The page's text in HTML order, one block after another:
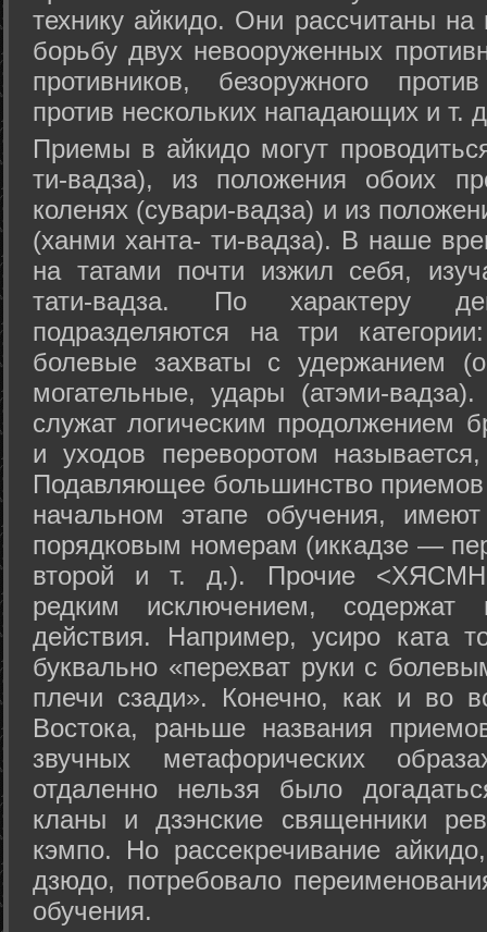
технику айкидо. Они рассчитаны
борьбу двух невооруженных
противников, безоружного
против нескольких нападающих и т.
Приемы в айкидо могут
ти-вадза), из положения обоих
коленях (сувари-вадза) и из
(ханми ханта- ти-вадза). В наше
на татами почти изжил себя,
тати-вадза. По характеру
подразделяются на три
болевые захваты с удержанием
могательные, удары (атэми-
служат логическим продолжением
и уходов переворотом
Подавляющее большинство
начальном этапе обучения,
порядковым номерам (иккадзе —
второй и т. д.). Прочие
редким исключением, содержат
действия. Например, усиро ката
буквально «перехват руки с
плечи сзади». Конечно, как и во
Востока, раньше названия
звучных метафорических
отдаленно нельзя было
кланы и дзэнские священники
кэмпо. Но рассекречивание
дзюдо, потребовало
обучения.